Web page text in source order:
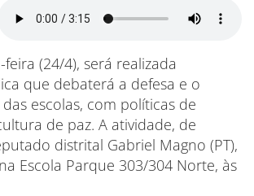
(24/4), será realizada
que debaterá a defesa e o
escolas, com políticas de
de paz. A atividade, de
distrital Gabriel Magno (PT),
Escola Parque 303/304 Norte, às